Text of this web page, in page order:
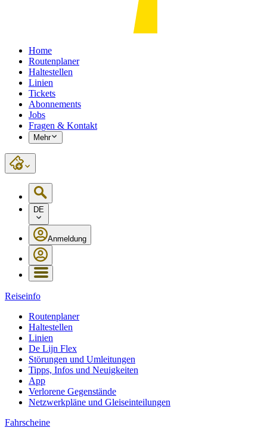
Home
Routenplaner
Haltestellen
Linien
Tickets
Abonnements
Jobs
Fragen & Kontakt
Mehr
DE
Anmeldung
Reiseinfo
Routenplaner
Haltestellen
Linien
De Lijn Flex
Störungen und Umleitungen
Tipps, Infos und Neuigkeiten
App
Verlorene Gegenstände
Netzwerkpläne und Gleiseinteilungen
Fahrscheine